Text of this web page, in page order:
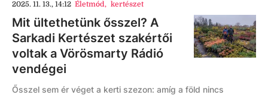
2025. 11. 13., 14:12 Életmód, kertészet
Mit ültethetünk ősszel? A
Sarkadi Kertészet szakértői
voltak a Vörösmarty Rádió
vendégei
Ősszel sem ér véget a kerti szezon: amíg a föld nincs